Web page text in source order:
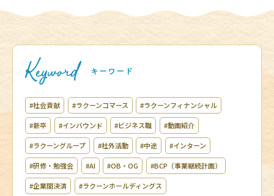
#社会貢献 #ラクーンコマース #ラクーンフィナンシャル
#新卒 #インバウンド #ビジネス職 #動画紹介
#ラクーングループ #社外活動 #中途 #インターン
#研修・勉強会 #AI #OB・OG #BCP（事業継続計画）
#企業間決済 #ラクーンホールディングス